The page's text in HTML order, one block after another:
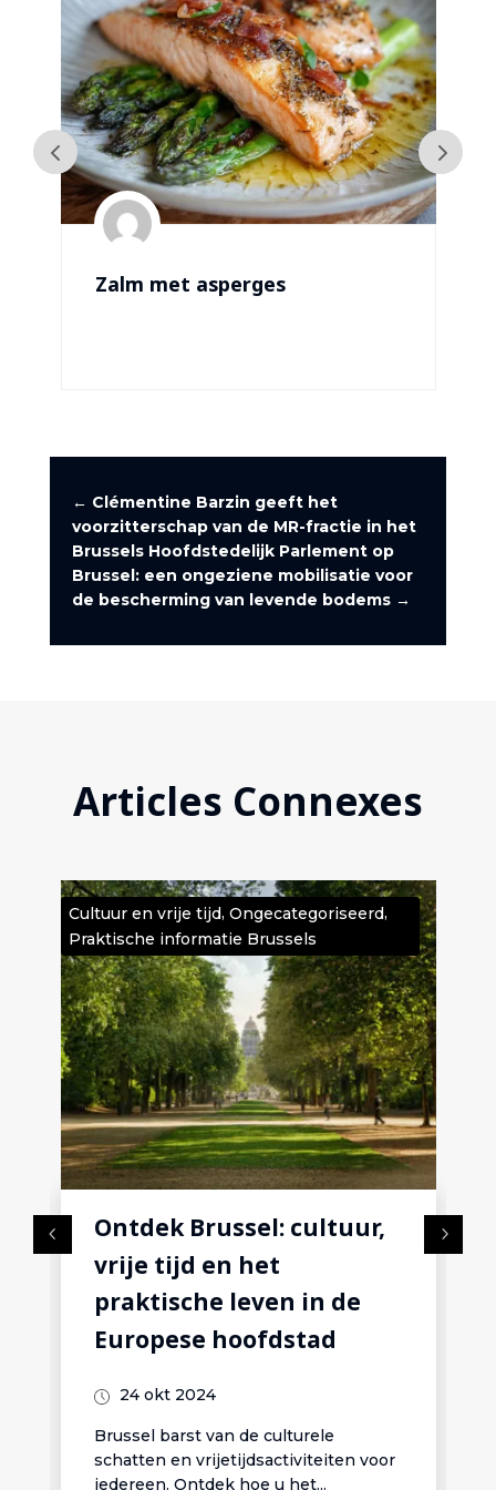
Zalm met asperges
← Clémentine Barzin geeft het
voorzitterschap van de MR-fractie in het
Brussels Hoofdstedelijk Parlement op
Brussel: een ongeziene mobilisatie voor
de bescherming van levende bodems→
Articles Connexes
Cultuur en vrije tijd, Ongecategoriseerd,
Praktische informatie Brussels
Ontdek Brussel: cultuur,
vrije tijd en het
praktische leven in de
Europese hoofdstad
24 okt 2024
Brussel barst van de culturele
schatten en vrijetijdsactiviteiten voor
iedereen. Ontdek hoe u het...